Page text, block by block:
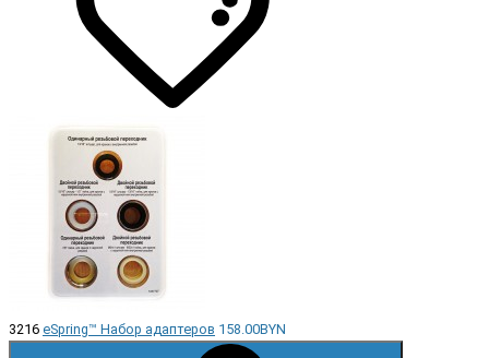
3216 eSpring™ Набор адаптеров 158.00BYN